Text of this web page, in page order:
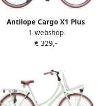
Antilope Cargo X1 Plus
Transportfiets 28 Inch
Jeans-blauw
1 webshop
€ 329,-